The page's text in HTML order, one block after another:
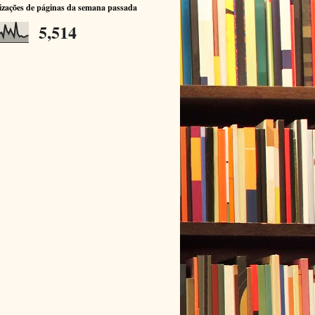
de páginas da semana passada
5,514